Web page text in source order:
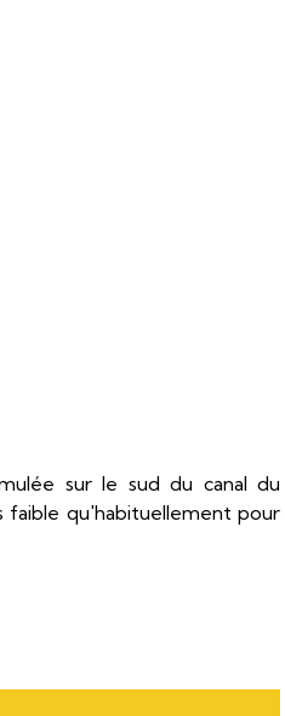
sur le sud du canal du
faible qu'habituellement pour